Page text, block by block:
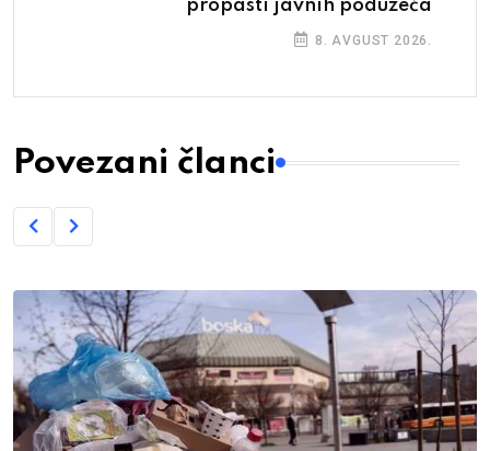
propasti javnih poduzeća
8. AVGUST 2026.
Povezani članci